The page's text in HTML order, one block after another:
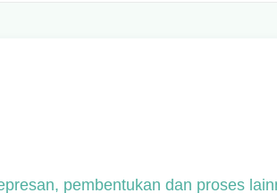
pembentukan dan proses